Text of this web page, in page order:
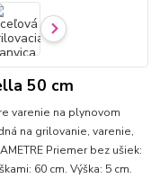
50 cm
varenie na plynovom
na grilovanie, varenie,
Priemer bez ušiek:
60 cm. Výška: 5 cm.